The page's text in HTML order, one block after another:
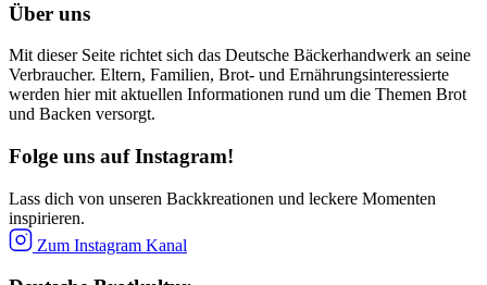
Über uns
Mit dieser Seite richtet sich das Deutsche Bäckerhandwerk an seine
Verbraucher. Eltern, Familien, Brot- und Ernährungsinteressierte
werden hier mit aktuellen Informationen rund um die Themen Brot
und Backen versorgt.
Folge uns auf Instagram!
Lass dich von unseren Backkreationen und leckere Momenten
inspirieren.
Zum Instagram Kanal